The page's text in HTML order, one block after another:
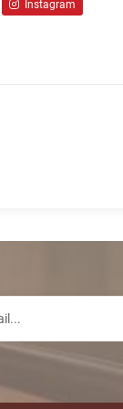
Instagram